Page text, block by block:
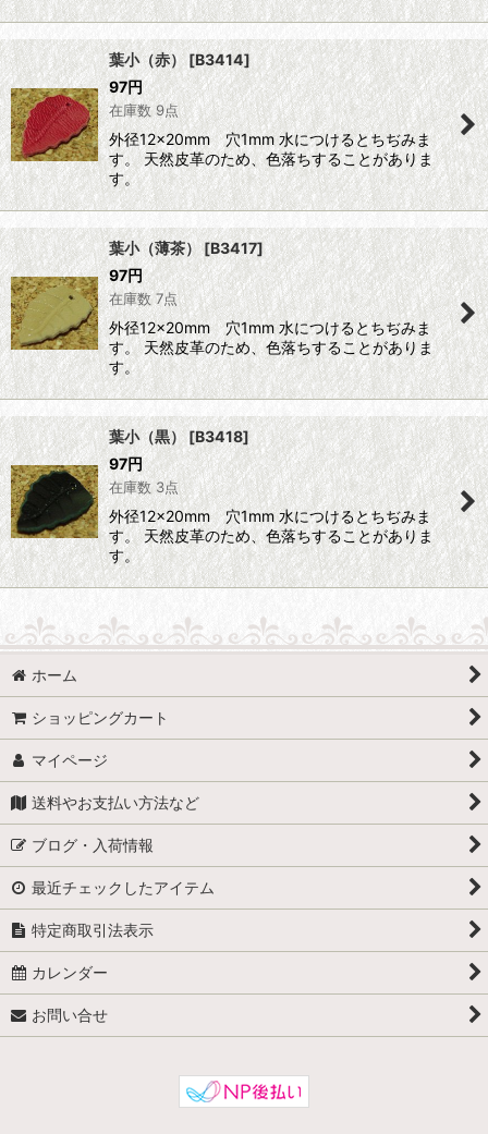
葉小（赤） [B3414]
97円
在庫数 9点
外径12×20mm 穴1mm 水につけるとちぢみま
す。 天然皮革のため、色落ちすることがありま
す。
葉小（薄茶） [B3417]
97円
在庫数 7点
外径12×20mm 穴1mm 水につけるとちぢみま
す。 天然皮革のため、色落ちすることがありま
す。
葉小（黒） [B3418]
97円
在庫数 3点
外径12×20mm 穴1mm 水につけるとちぢみま
す。 天然皮革のため、色落ちすることがありま
す。
ホーム
ショッピングカート
マイページ
送料やお支払い方法など
ブログ・入荷情報
最近チェックしたアイテム
特定商取引法表示
カレンダー
お問い合せ